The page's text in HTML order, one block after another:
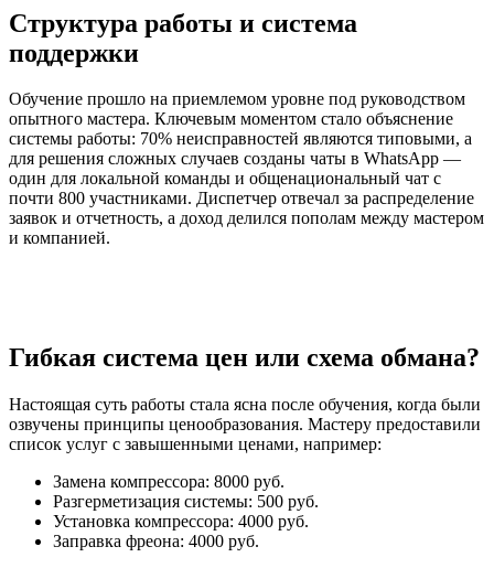
Структура работы и система
поддержки
Обучение прошло на приемлемом уровне под руководством
опытного мастера. Ключевым моментом стало объяснение
системы работы: 70% неисправностей являются типовыми, а
для решения сложных случаев созданы чаты в WhatsApp —
один для локальной команды и общенациональный чат с
почти 800 участниками. Диспетчер отвечал за распределение
заявок и отчетность, а доход делился пополам между мастером
и компанией.
Гибкая система цен или схема обмана?
Настоящая суть работы стала ясна после обучения, когда были
озвучены принципы ценообразования. Мастеру предоставили
список услуг с завышенными ценами, например:
Замена компрессора: 8000 руб.
Разгерметизация системы: 500 руб.
Установка компрессора: 4000 руб.
Заправка фреона: 4000 руб.